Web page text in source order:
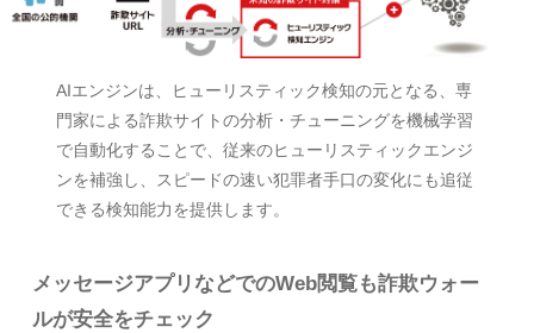
AIエンジンは、ヒューリスティック検知の元となる、専
門家による詐欺サイトの分析・チューニングを機械学習
で自動化することで、従来のヒューリスティックエンジ
ンを補強し、スピードの速い犯罪者手口の変化にも追従
できる検知能力を提供します。
メッセージアプリなどでのWeb閲覧も詐欺ウォー
ルが安全をチェック